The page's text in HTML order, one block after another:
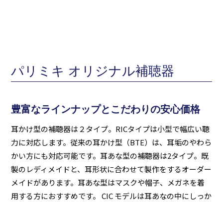
パリミキ オリジナル補聴器
豊富なラインナップとこだわりの安心価格
耳かけ型の補聴器は２タイプ。RICタイプは小型で幅広い聴
力に対応します。従来の耳かけ型（BTE）は、耳垢のやわら
かい方にも対応可能です。耳あな型の補聴器は2タイプ。既
製のレディメイドと、耳形状に合わせて製作をするオーダー
メイドがあります。耳あな型はマスクや帽子、メガネを着
用する方におすすめです。 CIC モデルは耳あなの中にしっか